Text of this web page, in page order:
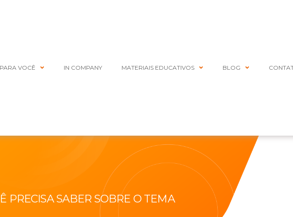
PARA VOCÊ IN COMPANY MATERIAIS EDUCATIVOS BLOG
PRECISA SABER SOBRE O TEMA